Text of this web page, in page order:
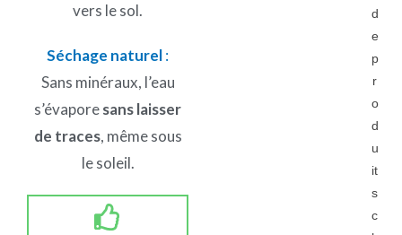
vers le sol.
Séchage naturel:
Sans minéraux, l’eau
s’évaporesans laisser
de traces, même sous
le soleil.
d
e
p
r
o
d
u
it
s
c